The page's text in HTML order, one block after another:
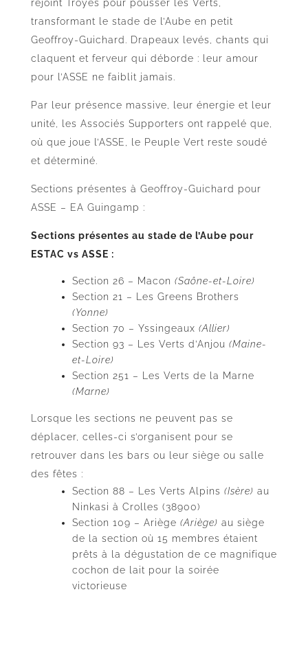
rejoint Troyes pour pousser les Verts,
transformant le stade de l’Aube en petit
Geoffroy-Guichard. Drapeaux levés, chants qui
claquent et ferveur qui déborde : leur amour
pour l’ASSE ne faiblit jamais.
Par leur présence massive, leur énergie et leur
unité, les Associés Supporters ont rappelé que,
où que joue l’ASSE, le Peuple Vert reste soudé
et déterminé.
Sections présentes à Geoffroy-Guichard pour
ASSE – EA Guingamp :
Sections présentes au stade de l’Aube pour
ESTAC vs ASSE :
Section 26 – Macon (Saône-et-Loire)
Section 21 – Les Greens Brothers
(Yonne)
Section 70 – Yssingeaux (Allier)
Section 93 – Les Verts d’Anjou (Maine-
et-Loire)
Section 251 – Les Verts de la Marne
(Marne)
Lorsque les sections ne peuvent pas se
déplacer, celles-ci s’organisent pour se
retrouver dans les bars ou leur siège ou salle
des fêtes :
Section 88 – Les Verts Alpins (Isère) au
Ninkasi à Crolles (38900)
Section 109 – Ariège (Ariège) au siège
de la section où 15 membres étaient
prêts à la dégustation de ce magnifique
cochon de lait pour la soirée
victorieuse